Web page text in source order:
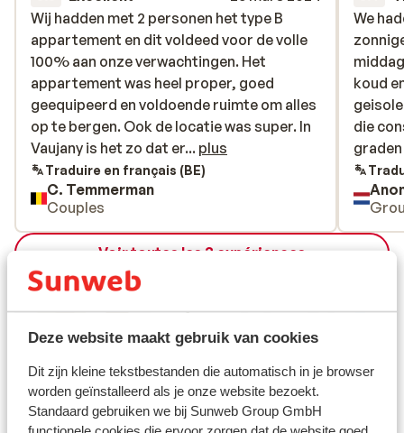
Deze website maakt gebruik van cookies
Dit zijn kleine tekstbestanden die automatisch in je browser
worden geïnstalleerd als je onze website bezoekt.
Standaard gebruiken we bij Sunweb Group GmbH
Wij hadden met 2 personen het type B
appartement en dit voldeed voor de volle
100% aan onze verwachtingen. Het
appartement was heel proper, goed
geequipeerd en voldoende ruimte om alles
op te bergen. Ook de locatie was super. In
Vaujany is het zo dat er opeenvolgende
roltrappen te nemen zijn vooraleer je aan
de grote lift komt naar de skigebieden. De
afstand tussen de skikelder en deze
roltrappen was amper 20 meter. Verder
was Nathalie , mevrouw van de receptie ,
enorm vriendelijk en behulpzaam. Ook
Kortom topverblijf voor een skivakantie in
Vaujany/ Alpe D'huez!
Wij hadden met 2 personen het type B
appartement en dit voldeed voor de volle
100% aan onze verwachtingen. Het
appartement was heel proper, goed
geequipeerd en voldoende ruimte om alles
op te bergen. Ook de locatie was super. In
Vaujany is het zo dat er... plus
Traduire en français (BE)
C. Temmerman
Couples
We
koud
die
kon
6/10,
goed
We
koud
die
Voir toutes les 3 expériences
Emplacement
Afficher sur la carte